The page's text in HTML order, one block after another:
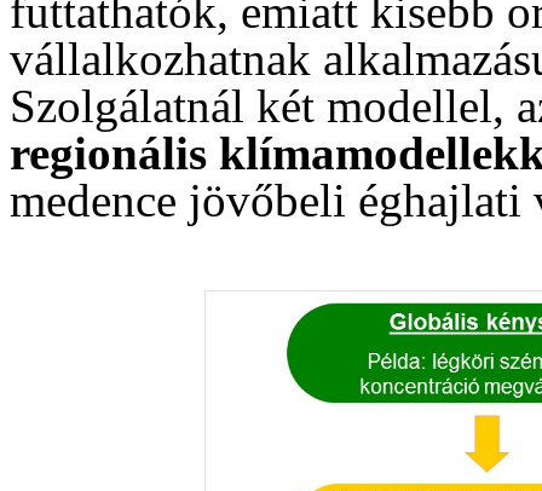
futtathatók, emiatt kisebb
vállalkozhatnak
Szolgálatnál két modellel,
regionális
medence jövőbeli éghajlati